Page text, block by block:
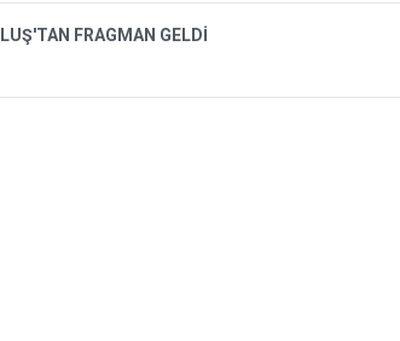
FRAGMAN GELDİ